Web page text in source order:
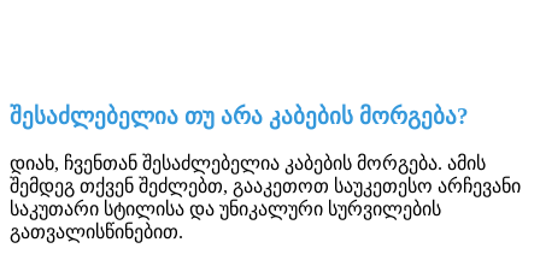
შესაძლებელია თუ არა კაბების მორგება?
დიახ, ჩვენთან შესაძლებელია კაბების მორგება. ამის
შემდეგ თქვენ შეძლებთ, გააკეთოთ საუკეთესო არჩევანი
საკუთარი სტილისა და უნიკალური სურვილების
გათვალისწინებით.